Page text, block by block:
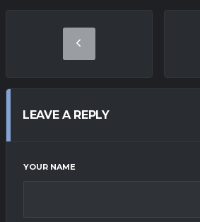
LEAVE A REPLY
YOUR NAME